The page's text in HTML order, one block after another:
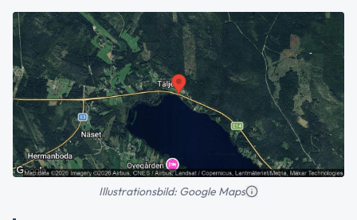
Illustrationsbild: Google Maps